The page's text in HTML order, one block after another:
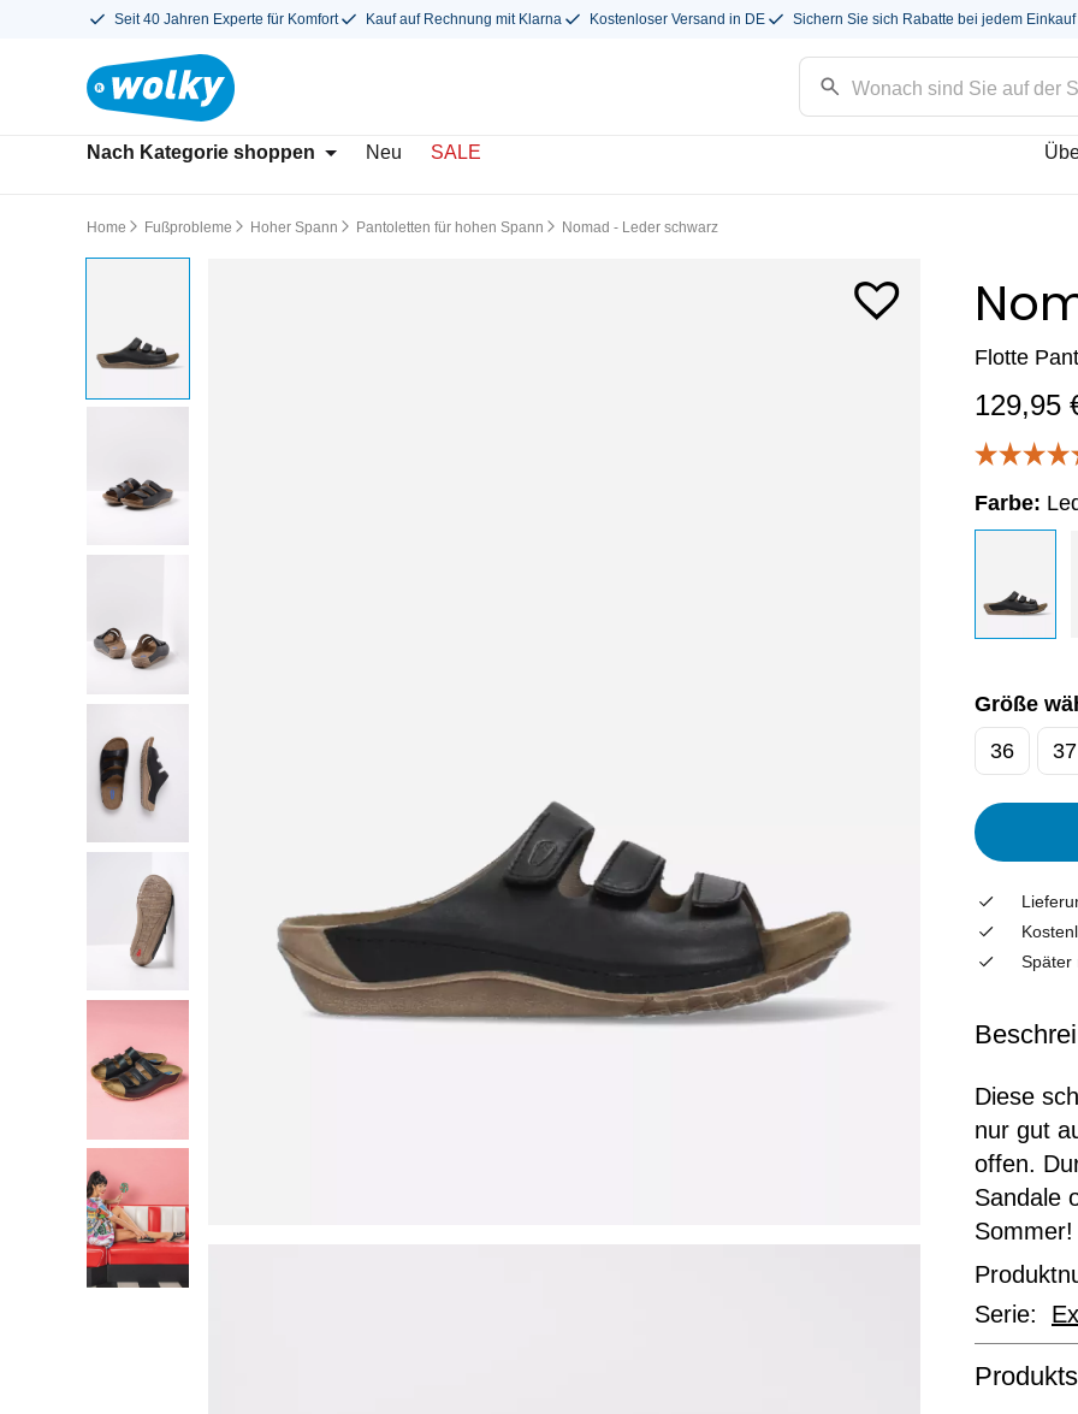
Seit 40 Jahren Experte für Komfort Kauf auf Rechnung mit Klarna Kostenloser Versand in DE Sichern Sie sich Rabatte bei jedem Einkauf
Nach Kategorie shoppen Neu SALE
Home Fußprobleme Hoher Spann Pantoletten für hohen Spann Nomad - Leder schwarz
Flotte
129,95
Farbe:
Größe
36
37
Später
Diese
nur gut
offen.
Sandale
Serie: